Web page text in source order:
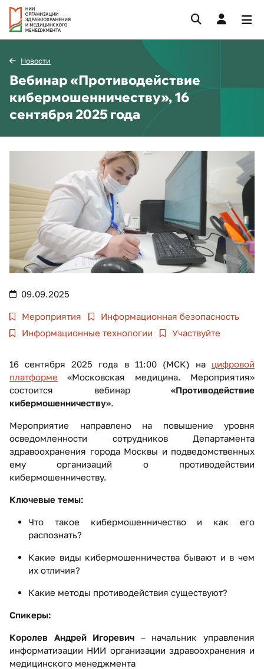
Новости
Вебинар «Противодействие
кибермошенничеству», 16
сентября 2025 года
09.09.2025
Мероприятия
Информационная безопасность
Информационные технологии
Участвуйте
16 сентября 2025 года в 11:00 (МСК) на цифровой
платформе «Московская медицина. Мероприятия»
состоится вебинар «Противодействие
кибермошенничеству»
Мероприятие направлено на повышение уровня
осведомленности сотрудников Департамента
здравоохранения города Москвы и подведомственных
ему организаций о противодействии
кибермошенничеству.
Ключевые темы:
Что такое кибермошенничество и как его
распознать?
Какие виды кибермошенничества бывают и в чем
их отличия?
Какие методы противодействия существуют?
Спикеры:
Королев Андрей Игоревич – начальник управления
информатизации НИИ организации здравоохранения и
медицинского менеджмента